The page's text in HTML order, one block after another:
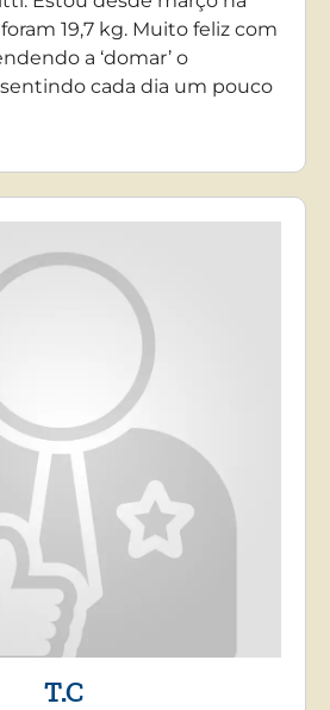
19,7 kg. Muito feliz com
a ‘domar’ o
cada dia um pouco
T.C